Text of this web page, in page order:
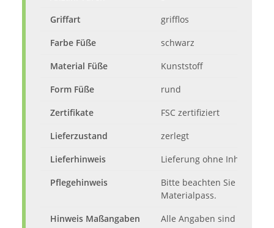
Griffart
grifflos
Farbe Füße
schwarz
Material Füße
Kunststoff
Form Füße
rund
Zertifikate
FSC zertifiziert
Lieferzustand
zerlegt
Lieferhinweis
Lieferung ohne Inhalt und
Pflegehinweis
Bitte beachten Sie die
Materialpass.
Hinweis Maßangaben
Alle Angaben sind ca.-